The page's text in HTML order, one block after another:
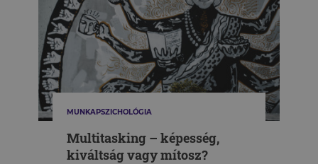
MUNKAPSZICHOLÓGIA
Multitasking – képesség,
kiváltság vagy mítosz?